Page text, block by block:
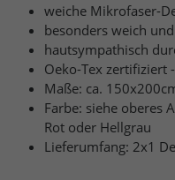
weiche Mikrofaser-
besonders weich
hautsympathisch
Oeko-Tex zertifiziert
Maße: ca.
Farbe: siehe oberes
Rot oder Hellgrau
Lieferumfang: 2x1